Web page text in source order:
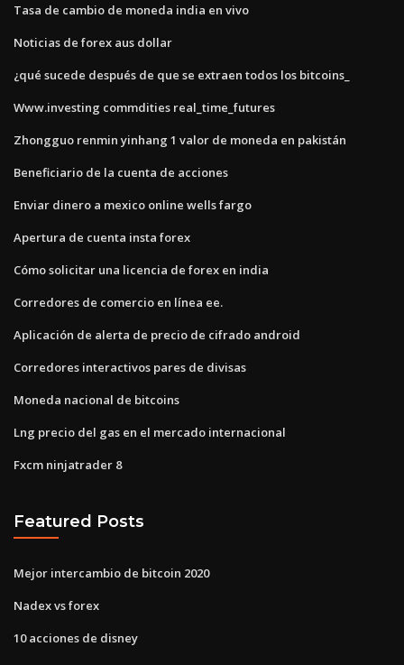
Tasa de cambio de moneda india en vivo
Noticias de forex aus dollar
¿qué sucede después de que se extraen todos los bitcoins_
Www.investing commdities real_time_futures
Zhongguo renmin yinhang 1 valor de moneda en pakistán
Beneficiario de la cuenta de acciones
Enviar dinero a mexico online wells fargo
Apertura de cuenta insta forex
Cómo solicitar una licencia de forex en india
Corredores de comercio en línea ee.
Aplicación de alerta de precio de cifrado android
Corredores interactivos pares de divisas
Moneda nacional de bitcoins
Lng precio del gas en el mercado internacional
Fxcm ninjatrader 8
Featured Posts
Mejor intercambio de bitcoin 2020
Nadex vs forex
10 acciones de disney